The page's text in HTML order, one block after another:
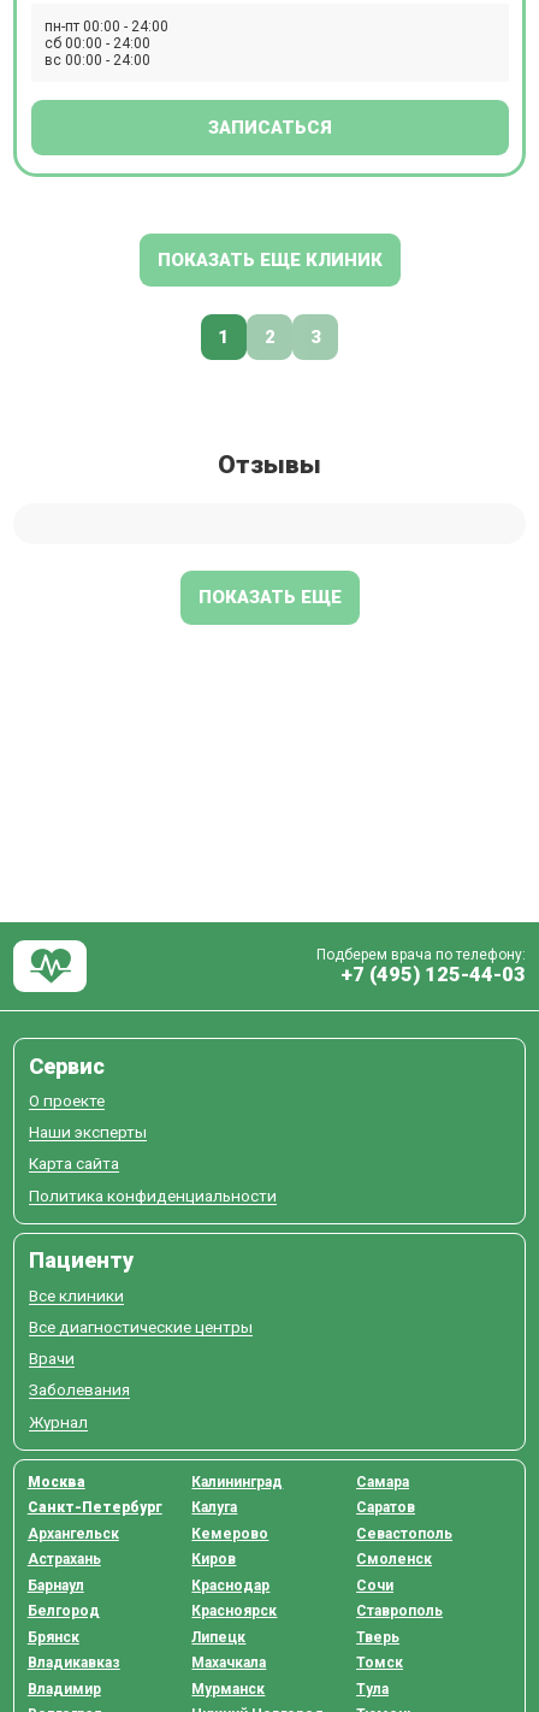
пн-пт 00:00 - 24:00
сб 00:00 - 24:00
вс 00:00 - 24:00
ЗАПИСАТЬСЯ
ПОКАЗАТЬ ЕЩЕ КЛИНИК
1 2 3
Отзывы
ПОКАЗАТЬ ЕЩЕ
Подберем врача по телефону:
+7 (495) 125-44-03
Сервис
О проекте
Наши эксперты
Карта сайта
Политика конфиденциальности
Пациенту
Все клиники
Все диагностические центры
Врачи
Заболевания
Журнал
Москва
Санкт-Петербург
Архангельск
Астрахань
Барнаул
Белгород
Брянск
Владикавказ
Владимир
Калининград
Калуга
Кемерово
Киров
Краснодар
Красноярск
Липецк
Махачкала
Мурманск
Самара
Саратов
Севастополь
Смоленск
Сочи
Ставрополь
Тверь
Томск
Тула